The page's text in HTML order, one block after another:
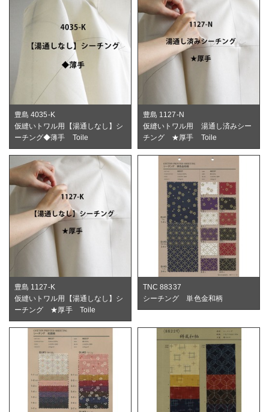
豊島 4035-K
仮縫いトワル用【湯通しなし】シ
ーチング◆薄手 Toile
豊島 1127-N
仮縫いトワル用 湯通し済みシー
チング ★厚手 Toile
豊島 1127-K
仮縫いトワル用【湯通しなし】シ
ーチング ★厚手 Toile
TNC 88337
シーチング 単色金和柄